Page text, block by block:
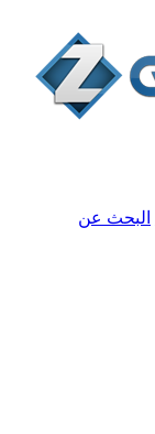
البحث عن